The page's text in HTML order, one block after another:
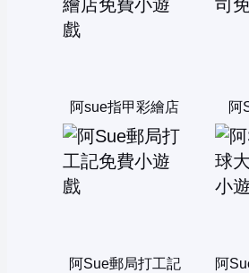
阿sue指甲彩繪店 阿
阿Sue郵局打工記